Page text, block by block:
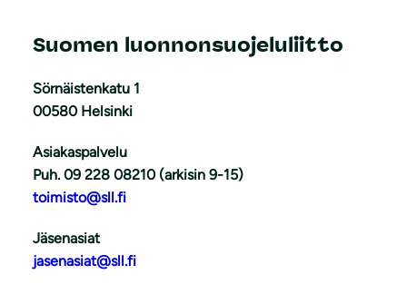
Suomen luonnonsuojeluliitto
Sörnäistenkatu 1
00580 Helsinki
Asiakaspalvelu
Puh. 09 228 08210 (arkisin 9-15)
toimisto@sll.fi
Jäsenasiat
jasenasiat@sll.fi